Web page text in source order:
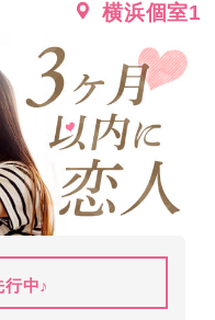
横浜個室1
行中♪